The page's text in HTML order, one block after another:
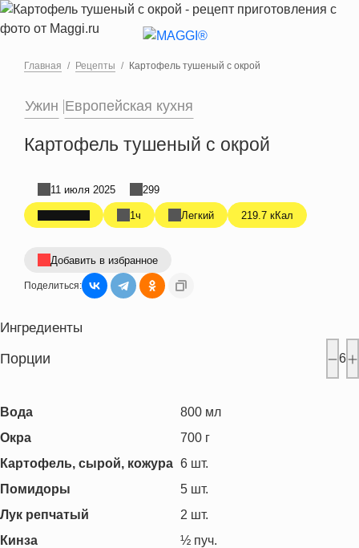
Перейти к основному содержанию
Главная Рецепты Картофель тушеный с окрой
Ужин Европейская кухня
Картофель тушеный с окрой
1ч Легкий 219.7 кКал
11 июля 2025 299
Добавить в избранное
Поделиться:
Ингредиенты
Порции 6
Вода 800 мл
Окра
700 г
Картофель, сырой, кожура 6 шт.
Помидоры
5 шт.
Лук репчатый
2 шт.
Кинза
½ пуч.